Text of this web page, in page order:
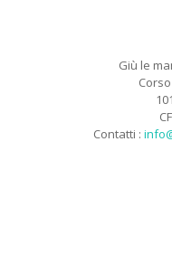
Giù le
Contatti :